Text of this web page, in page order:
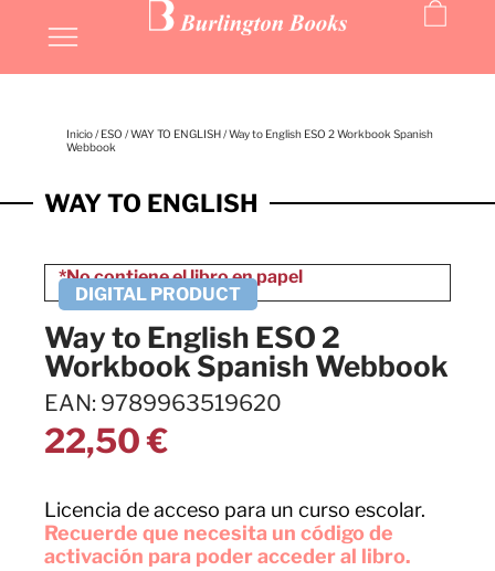
Inicio/ ESO /WAY TO ENGLISH/ Way to English ESO 2 Workbook Spanish
Webbook
WAY TO ENGLISH
Way to English ESO 2
Workbook Spanish Webbook
EAN: 9789963519620
22,50€
Licencia de acceso para un curso escolar.
Recuerde que necesita un código de
activación para poder acceder al libro.